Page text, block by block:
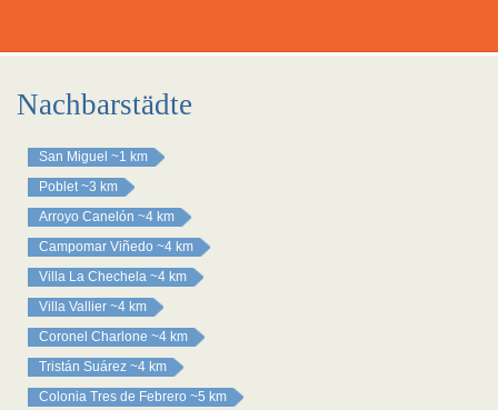
Nachbarstädte
San Miguel ~1 km
Poblet ~3 km
Arroyo Canelón ~4 km
Campomar Viñedo ~4 km
Villa La Chechela ~4 km
Villa Vallier ~4 km
Coronel Charlone ~4 km
Tristán Suárez ~4 km
Colonia Tres de Febrero ~5 km